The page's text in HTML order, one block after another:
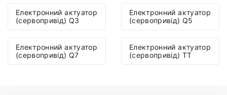
Електронний актуатор
(сервопривід) Q3
Електронний актуатор
(сервопривід) Q5
Електронний актуатор
(сервопривід) Q7
Електронний актуатор
(сервопривід) TT